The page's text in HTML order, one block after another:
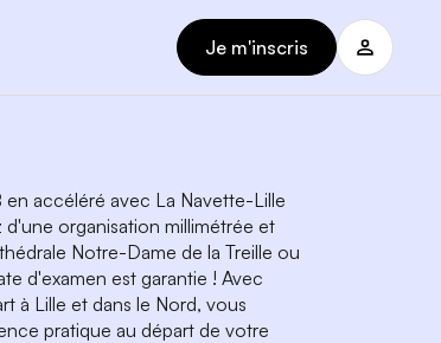
Je m'inscris
accéléré avec La Navette-Lille
organisation millimétrée et
Notre-Dame de la Treille ou
d'examen est garantie ! Avec
à Lille et dans le Nord, vous
pratique au départ de votre